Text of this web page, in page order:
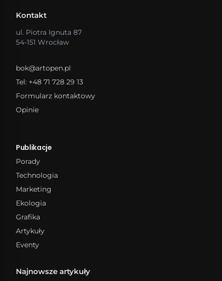
Kontakt
ul. Piotra Ignuta 87
54-151 Wrocław
bok@artopen.pl
Tel: +48 71 728 29 13
Formularz kontaktowy
Opinie
Publikacje
Porady
Technologia
Marketing
Ekologia
Grafika
Artykuły
Eventy
Najnowsze artykuły